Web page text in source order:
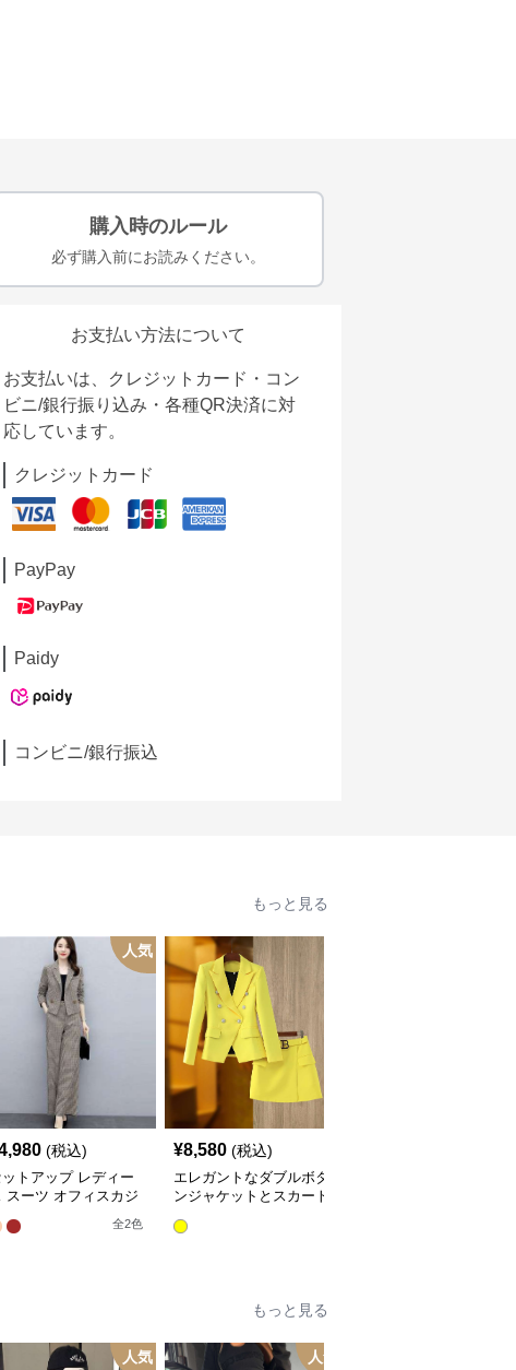
購入時のルール
必ず購入前にお読みください。
お支払い方法について
お支払いは、クレジットカード・コン
ビニ/銀行振り込み・各種QR決済に対
応しています。
クレジットカード
PayPay
Paidy
コンビニ/銀行振込
もっと見る
人気
(税込)
ットアップ レディー
スーツ オフィスカジ
アルチェック柄ジャケ
&ワイドパンツ
全2色
¥8,580 (税込)
エレガントなダブルボタ
ンジャケットとスカート
もっと見る
人気 人気